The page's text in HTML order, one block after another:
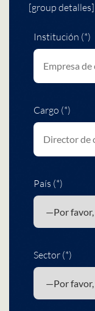
[group detalles]
Institución (*)
Cargo (*)
País (*)
Sector (*)